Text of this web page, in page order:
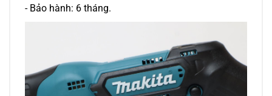
- Bảo hành: 6 tháng.